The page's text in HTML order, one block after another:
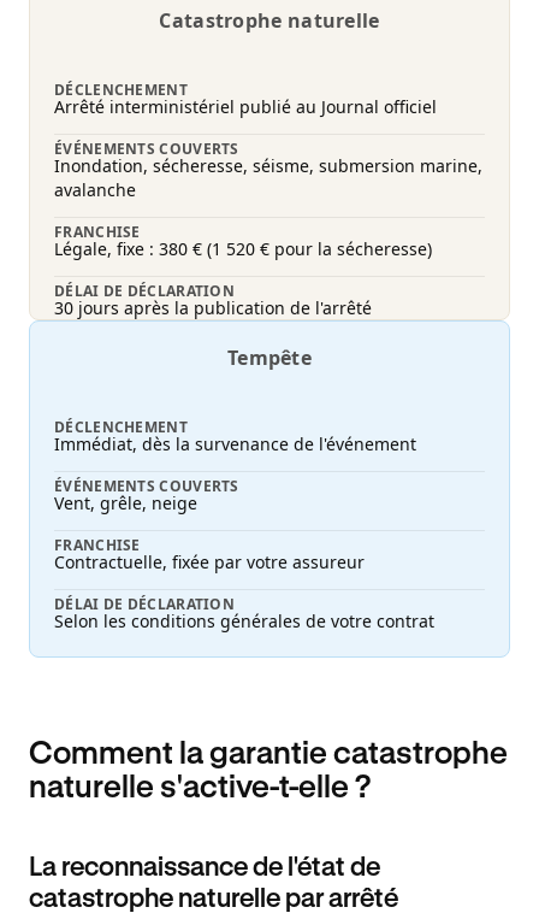
Catastrophe naturelle
DÉCLENCHEMENT
Arrêté interministériel publié au Journal officiel
ÉVÉNEMENTS COUVERTS
Inondation, sécheresse, séisme, submersion marine,
avalanche
FRANCHISE
Légale, fixe : 380 € (1 520 € pour la sécheresse)
DÉLAI DE DÉCLARATION
30 jours après la publication de l'arrêté
Tempête
DÉCLENCHEMENT
Immédiat, dès la survenance de l'événement
ÉVÉNEMENTS COUVERTS
Vent, grêle, neige
FRANCHISE
Contractuelle, fixée par votre assureur
DÉLAI DE DÉCLARATION
Selon les conditions générales de votre contrat
Comment la garantie catastrophe
naturelle s'active-t-elle ?
La reconnaissance de l'état de
catastrophe naturelle par arrêté